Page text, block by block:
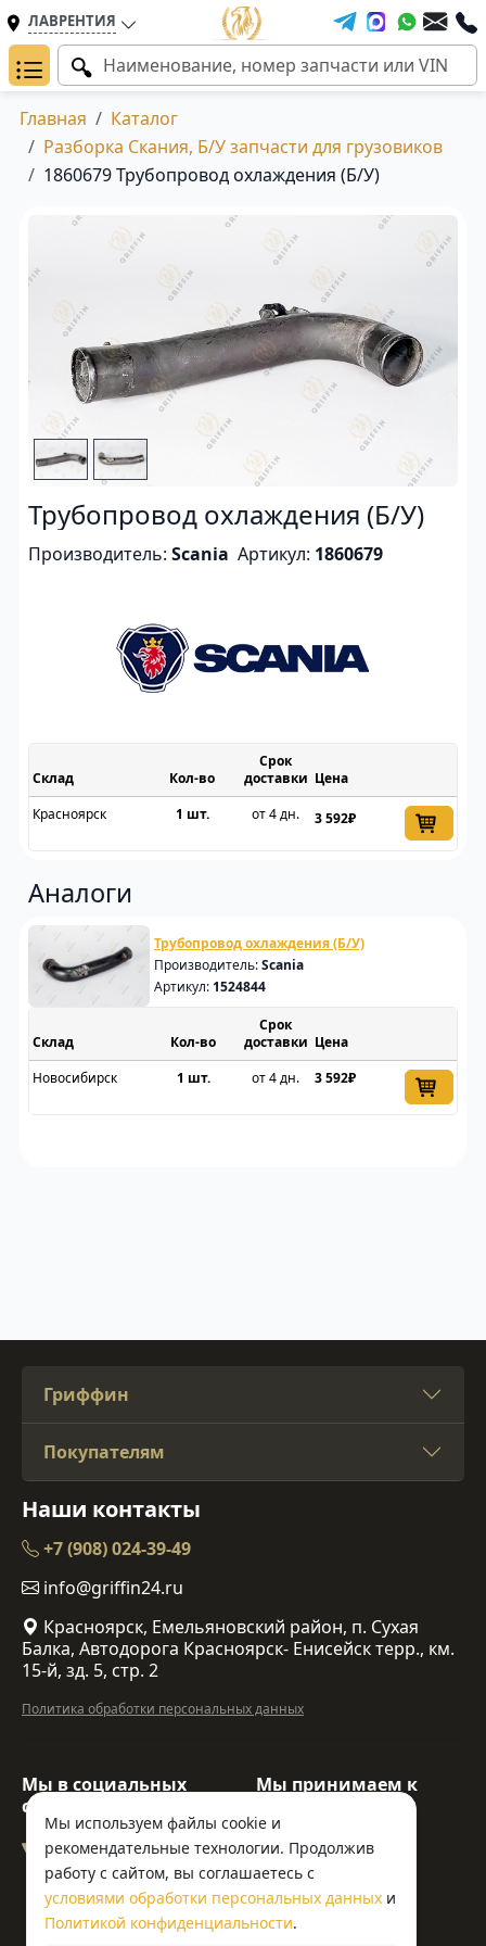
ЛАВРЕНТИЯ
Главная
Каталог
Разборка Скания, Б/У запчасти для грузовиков
1860679 Трубопровод охлаждения (Б/У)
Трубопровод охлаждения (Б/У)
Производитель: Scania Артикул: 1860679
Склад
Срок
доставки Цена
Красноярск
1 шт. от 4 дн. 3 592₽
Аналоги
Трубопровод охлаждения (Б/У)
Производитель:Scania
Артикул: 1524844
Склад
Срок
доставки Цена
Новосибирск
1 шт. от 4 дн. 3 592₽
Мы используем файлы cookie и
рекомендательные технологии. Продолжив
работу с сайтом, вы соглашаетесь с
условиями обработки персональных данных и
Политикой конфиденциальности.
Гриффин
Покупателям
Наши контакты
+7 (908) 024-39-49
info@griffin24.ru
Красноярск, Емельяновский район, п. Сухая
Балка, Автодорога Красноярск- Енисейск терр., км.
15-й, зд. 5, стр. 2
Политика обработки персональных данных
Мы в социальных
сетях:
Мы принимаем к
© ООО «Гриффин»